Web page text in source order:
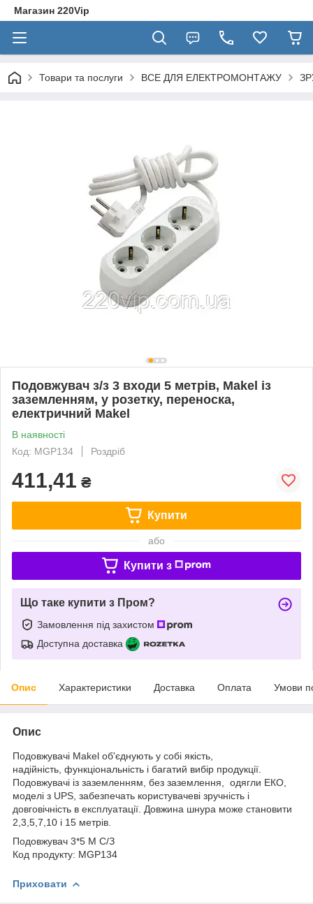
Магазин 220Vip
Товари та послуги ВСЕ ДЛЯ ЕЛЕКТРОМОНТАЖУ
Подовжувач з/з 3 входи 5 метрів, Makel із
заземленням, у розетку, переноска,
електричний Makel
В наявності
Код: MGP134
Роздріб
411,41 ₴
Купити
або
Купити з
Що таке купити з Пром?
Замовлення під захистом
Доступна доставка
Опис Характеристики Доставка Оплата Умови
Опис
Подовжувачі Makel об'єднують у собі якість,
надійність, функціональність і багатий вибір продукції.
Подовжувачі із заземленням, без заземлення, одягли ЕКО,
моделі з UPS, забезпечать користувачеві зручність і
довговічність в експлуатації. Довжина шнура може становити
2,3,5,7,10 і 15 метрів.
Подовжувач 3*5 М С/З
Код продукту: MGP134
Приховати